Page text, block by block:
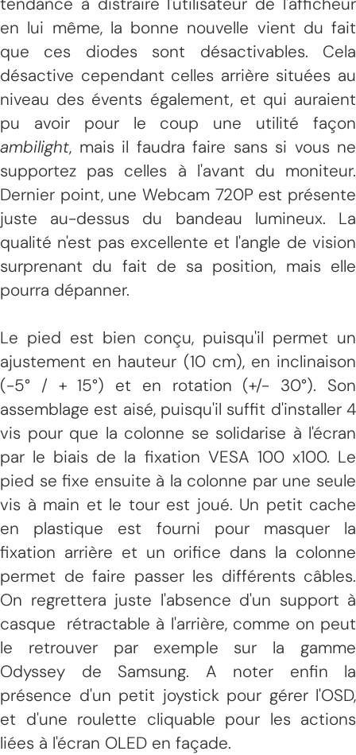
en lui même, la bonne nouvelle vient du fait
que ces diodes sont désactivables. Cela
désactive cependant celles arrière situées au
niveau des évents également, et qui auraient
pu avoir pour le coup une utilité façon
ambilight, mais il faudra faire sans si vous ne
supportez pas celles à l'avant du moniteur.
Dernier point, une Webcam 720P est présente
juste au-dessus du bandeau lumineux. La
qualité n'est pas excellente et l'angle de vision
surprenant du fait de sa position, mais elle
pourra dépanner.
Le pied est bien conçu, puisqu'il permet un
ajustement en hauteur (10 cm), en inclinaison
(-5° / + 15°) et en rotation (+/- 30°). Son
assemblage est aisé, puisqu'il suffit d'installer 4
vis pour que la colonne se solidarise à l'écran
par le biais de la fixation VESA 100 x100. Le
pied se fixe ensuite à la colonne par une seule
vis à main et le tour est joué. Un petit cache
en plastique est fourni pour masquer la
fixation arrière et un orifice dans la colonne
permet de faire passer les différents câbles.
On regrettera juste l'absence d'un support à
casque rétractable à l'arrière, comme on peut
le retrouver par exemple sur la gamme
Odyssey de Samsung. A noter enfin la
présence d'un petit joystick pour gérer l'OSD,
et d'une roulette cliquable pour les actions
liées à l'écran OLED en façade.